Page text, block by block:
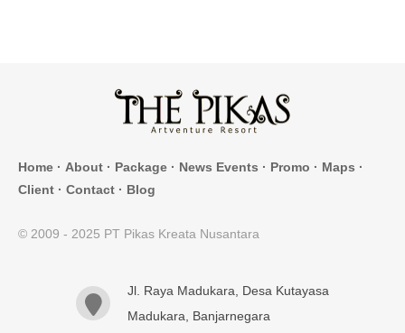
Home · About · Package · News Events · Promo · Maps ·
Client · Contact · Blog
© 2009 - 2025 PT Pikas Kreata Nusantara
Jl. Raya Madukara, Desa Kutayasa
Madukara, Banjarnegara